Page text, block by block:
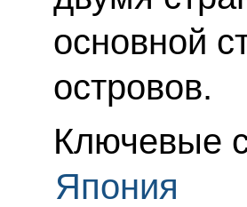
основной
островов.
Ключевые
Япония